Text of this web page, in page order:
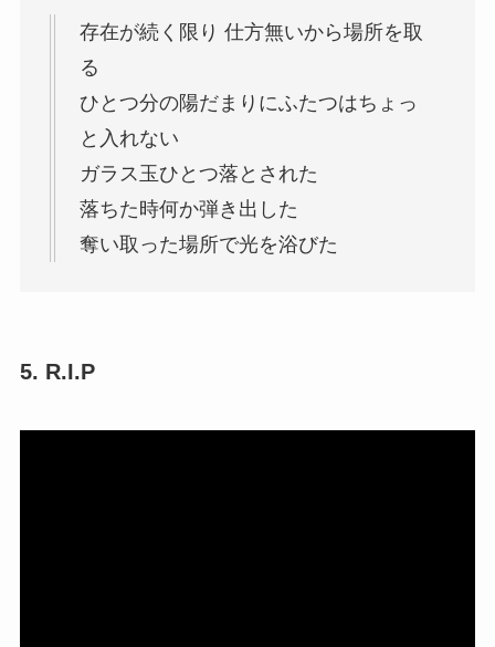
存在が続く限り 仕方無いから場所を取
る
ひとつ分の陽だまりにふたつはちょっ
と入れない
ガラス玉ひとつ落とされた
落ちた時何か弾き出した
奪い取った場所で光を浴びた
5. R.I.P